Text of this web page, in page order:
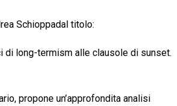
Schioppadal titolo:
di long-termism alle clausole di sunset.
, propone un’approfondita analisi